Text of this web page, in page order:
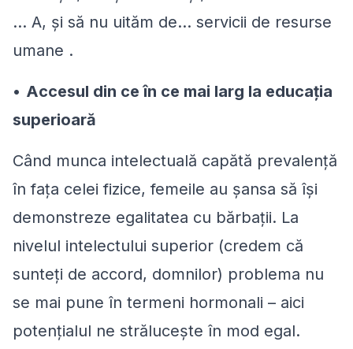
... A, și să nu uităm de… servicii de resurse
umane .
• Accesul din ce în ce mai larg la educația
superioară
Când munca intelectuală capătă prevalență
în fața celei fizice, femeile au șansa să își
demonstreze egalitatea cu bărbații. La
nivelul intelectului superior (credem că
sunteți de accord, domnilor) problema nu
se mai pune în termeni hormonali – aici
potențialul ne strălucește în mod egal.